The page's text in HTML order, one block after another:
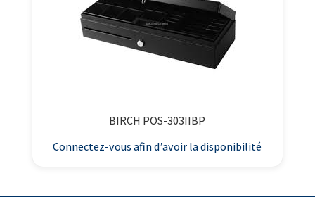
BIRCH POS-303IIBP
Connectez-vous afin d’avoir la disponibilité